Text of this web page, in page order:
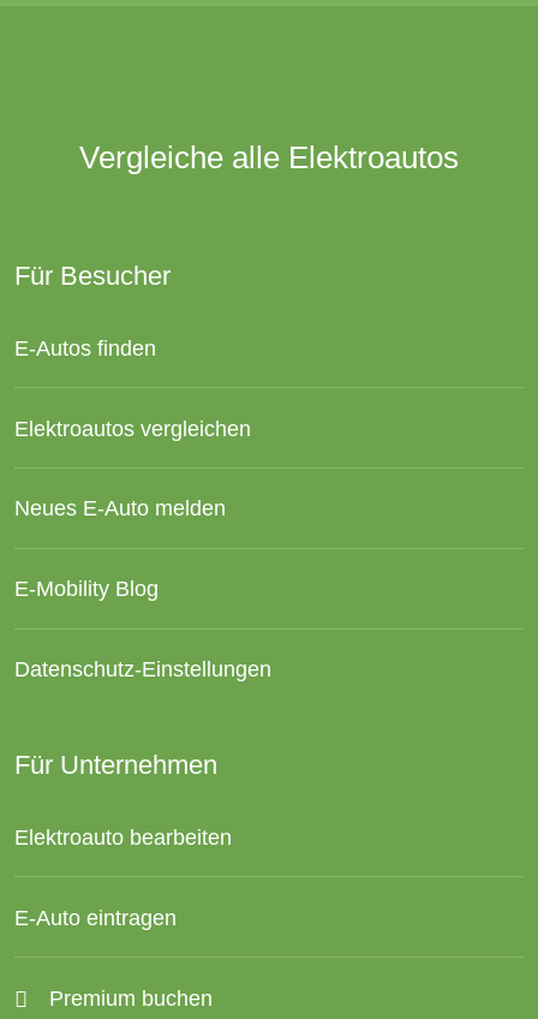
Vergleiche alle Elektroautos
Für Besucher
E-Autos finden
Elektroautos vergleichen
Neues E-Auto melden
E-Mobility Blog
Datenschutz-Einstellungen
Für Unternehmen
Elektroauto bearbeiten
E-Auto eintragen
Premium buchen